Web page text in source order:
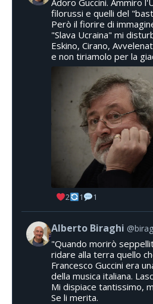
Adoro Guccini. Ammiro
filorussi e quelli del
Però il fiorire di
"Slava Ucraina" mi
Eskino, Cirano,
e non tiriamolo per la
2 1 1
Alberto Biraghi
"Quando morirò
ridare alla terra quello
Francesco Guccini era
della musica italiana.
Mi dispiace tantissimo,
Se li merita.